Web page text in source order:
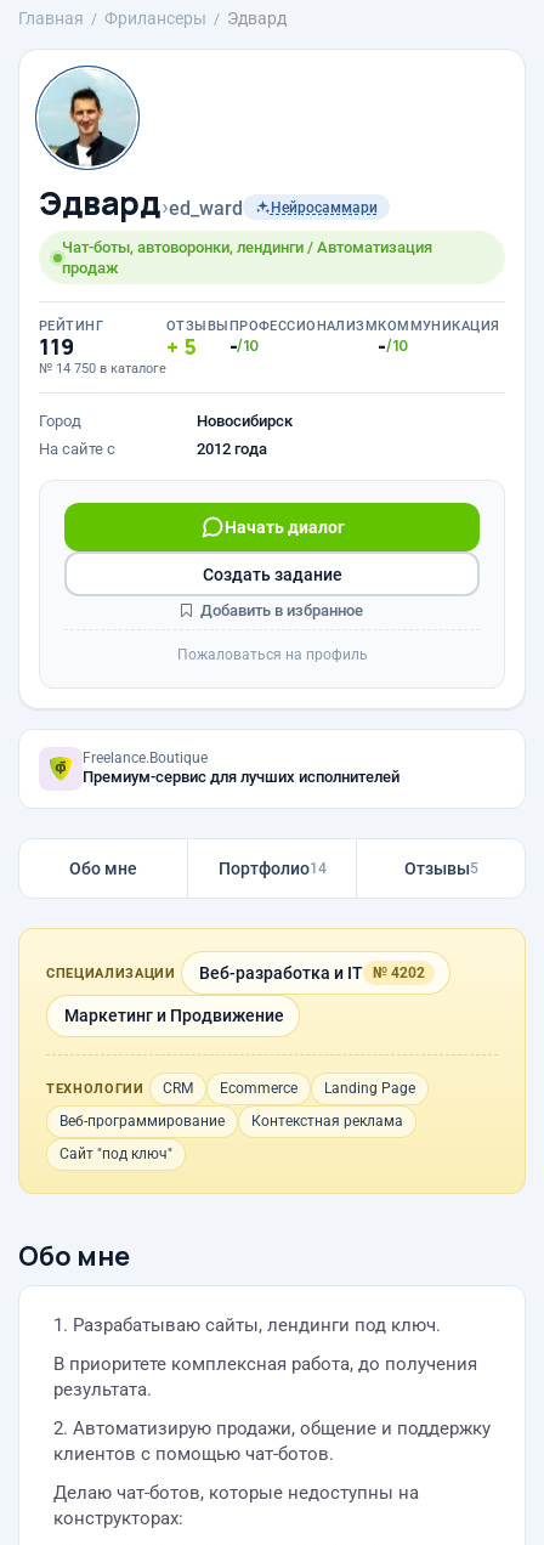
Главная Фрилансеры Эдвард
Эдвард›ed_ward Нейросаммари
Чат-боты, автоворонки, лендинги / Автоматизация
продаж
РЕЙТИНГ
119
№ 14 750 в каталоге
ОТЗЫВЫ
5
ПРОФЕССИОНАЛИЗМ
-/10
КОММУНИКАЦИЯ
-/10
Город
Новосибирск
На сайте с
2012 года
Начать диалог
Создать задание
Добавить в избранное
Пожаловаться на профиль
Freelance.Boutique
Премиум-сервис для лучших исполнителей
Обо мне Портфолио14 Отзывы5
СПЕЦИАЛИЗАЦИИ Веб-разработка и IT № 4202
Маркетинг и Продвижение
ТЕХНОЛОГИИ CRM Ecommerce
Landing Page
Веб-программирование
Контекстная реклама
Сайт "под ключ"
Обо мне
1. Разрабатываю сайты, лендинги под ключ.
В приоритете комплексная работа, до получения
результата.
2. Автоматизирую продажи, общение и поддержку
клиентов с помощью чат-ботов.
Делаю чат-ботов, которые недоступны на
конструкторах: